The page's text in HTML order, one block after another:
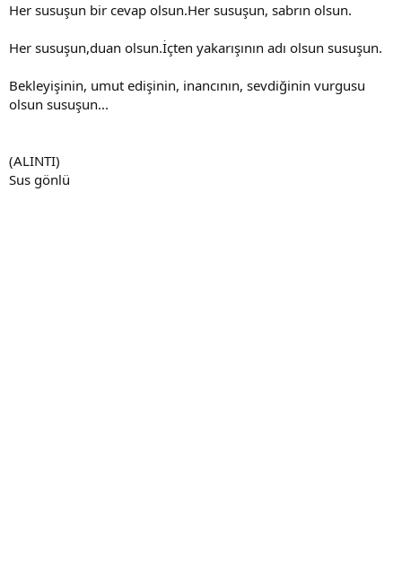
Her susuşun bir cevap olsun.Her susuşun, sabrın olsun.
Her susuşun,duan olsun.İçten yakarışının adı olsun susuşun.
Bekleyişinin, umut edişinin, inancının, sevdiğinin vurgusu
olsun susuşun...
(ALINTI)
Sus gönlü